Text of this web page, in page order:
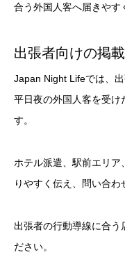
合う外国人客へ届きやす
出張者向けの掲
Japan Night Lifeでは、
平日夜の外国人客を受け
す。
ホテル派遣、駅前エリ
りやすく伝え、問い合わ
出張者の行動導線に合う
ださい。